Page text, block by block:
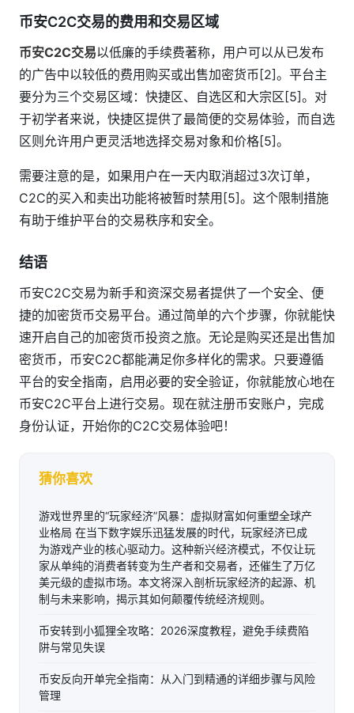
币安C2C交易的费用和交易区域
币安C2C交易以低廉的手续费著称，用户可以从已发布
的广告中以较低的费用购买或出售加密货币[2]。平台主
要分为三个交易区域：快捷区、自选区和大宗区[5]。对
于初学者来说，快捷区提供了最简便的交易体验，而自选
区则允许用户更灵活地选择交易对象和价格[5]。
需要注意的是，如果用户在一天内取消超过3次订单，
C2C的买入和卖出功能将被暂时禁用[5]。这个限制措施
有助于维护平台的交易秩序和安全。
结语
币安C2C交易为新手和资深交易者提供了一个安全、便
捷的加密货币交易平台。通过简单的六个步骤，你就能快
速开启自己的加密货币投资之旅。无论是购买还是出售加
密货币，币安C2C都能满足你多样化的需求。只要遵循
平台的安全指南，启用必要的安全验证，你就能放心地在
币安C2C平台上进行交易。现在就注册币安账户，完成
身份认证，开始你的C2C交易体验吧！
猜你喜欢
游戏世界里的“玩家经济”风暴：虚拟财富如何重塑全球产
业格局 在当下数字娱乐迅猛发展的时代，玩家经济已成
为游戏产业的核心驱动力。这种新兴经济模式，不仅让玩
家从单纯的消费者转变为生产者和交易者，还催生了万亿
美元级的虚拟市场。本文将深入剖析玩家经济的起源、机
制与未来影响，揭示其如何颠覆传统经济规则。
币安转到小狐狸全攻略：2026深度教程，避免手续费陷
阱与常见失误
币安反向开单完全指南：从入门到精通的详细步骤与风险
管理